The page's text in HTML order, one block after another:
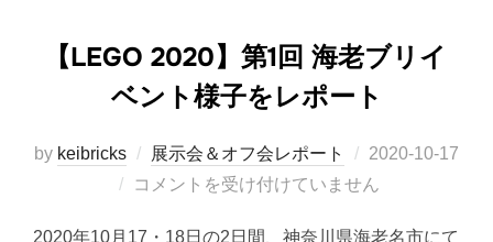
【LEGO 2020】第1回 海老ブリイ
ベント様子をレポート
by keibricks 展示会＆オフ会レポート
投
稿
2020-10-17
コメントを受け付けていません
2020年10月17・18日の2日間、神奈川県海老名市にて